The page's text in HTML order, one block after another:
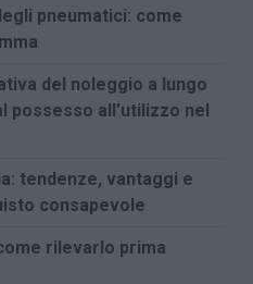
pneumatici: come
del noleggio a lungo
possesso all’utilizzo nel
tendenze, vantaggi e
consapevole
rilevarlo prima